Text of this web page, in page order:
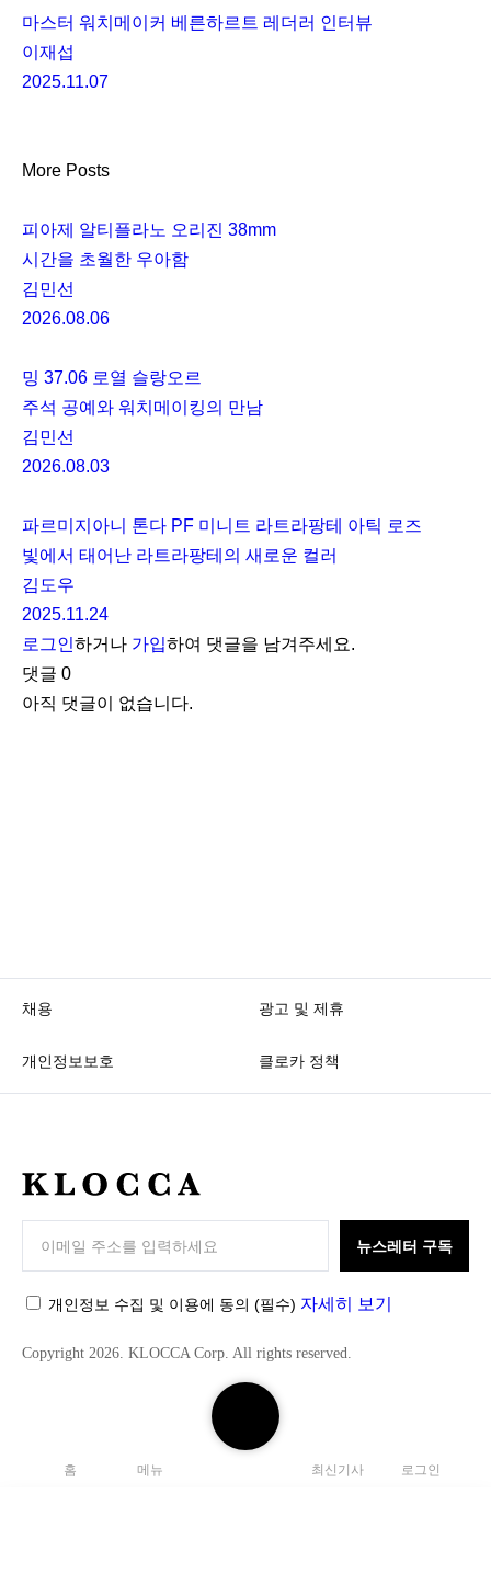
검
색
홈 메뉴 최신기사 로그인
마스터 워치메이커 베른하르트 레더러 인터뷰
이재섭
2025.11.07
More Posts
피아제 알티플라노 오리진 38mm
시간을 초월한 우아함
김민선
2026.08.06
밍 37.06 로열 슬랑오르
주석 공예와 워치메이킹의 만남
김민선
2026.08.03
파르미지아니 톤다 PF 미니트 라트라팡테 아틱 로즈
빛에서 태어난 라트라팡테의 새로운 컬러
김도우
2025.11.24
로그인하거나 가입하여 댓글을 남겨주세요.
댓글 0
아직 댓글이 없습니다.
채용 광고 및 제휴
개인정보보호 클로카 정책
K
C
C
뉴스레터 구독
개인정보 수집 및 이용에 동의 (필수) 자세히 보기
Copyright 2026. KLOCCA Corp. All rights reserved.